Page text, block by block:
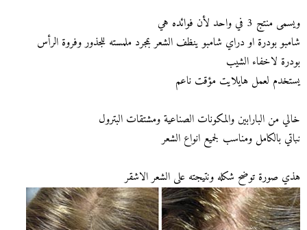
ويسمى منتج 3 في واحد لأن فوائده هي
شامبو بودرة او دراي شامبو ينظف الشعر بمجرد ملمسته للجذور وفروة الرأس
بودرة لاخفاء الشيب
يستخدم لعمل هايلايت مؤقت ناعم
خالي من البارابين والمكونات الصناعية ومشتقات البترول
نباتي بالكامل ومناسب لجميع انواع الشعر
هذي صورة توضح شكله ونتيجته على الشعر الاشقر